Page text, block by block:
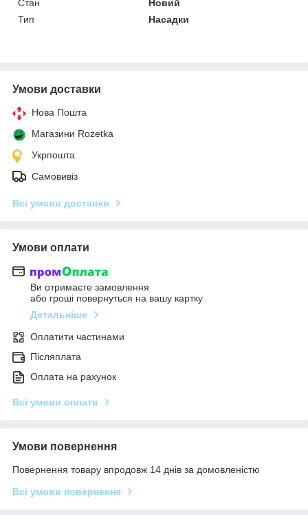
Стан
Новий
Тип
Насадки
Умови доставки
Нова Пошта
Магазини Rozetka
Укрпошта
Самовивіз
Всі умови доставки
Умови оплати
Ви отримаєте замовлення
або гроші повернуться на вашу картку
Детальніше
Оплатити частинами
Післяплата
Оплата на рахунок
Всі умови оплати
Умови повернення
Повернення товару впродовж 14 днів за домовленістю
Всі умови повернення